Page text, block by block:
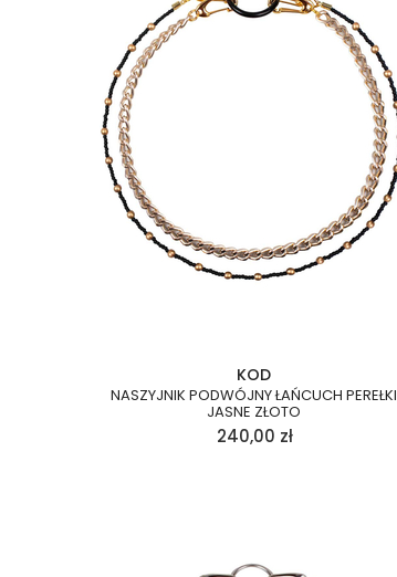
KOD
NASZYJNIK PODWÓJNY ŁAŃCUCH PEREŁKI
JASNE ZŁOTO
240,00 zł